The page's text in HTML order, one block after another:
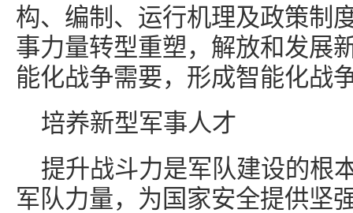
构、编制、运行机理及政策制
事力量转型重塑，解放和发展
能化战争需要，形成智能化战
培养新型军事人才
提升战斗力是军队建设的根
军队力量，为国家安全提供坚